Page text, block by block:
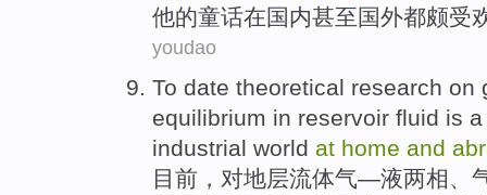
他的童话在国内甚至国外都颇受
youdao
To date theoretical research on
equilibrium in reservoir fluid is a
industrial world at home and
目前 ， 对地层流体气—液两相、